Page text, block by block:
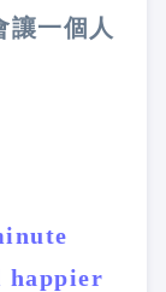
讓一個人
happier